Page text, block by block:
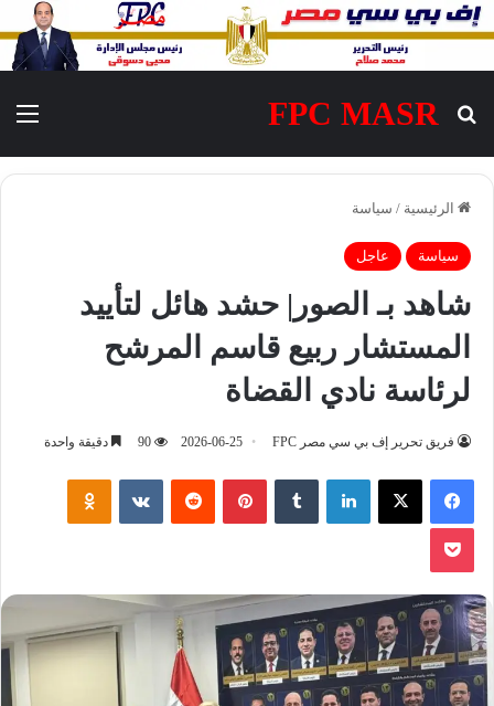
FPC MASR
بحث عن
الرئيسية / سياسة
سياسة عاجل
شاهد بـ الصور| حشد هائل لتأييد
المستشار ربيع قاسم المرشح
لرئاسة نادي القضاة
فريق تحرير إف بي سي مصر FPC 2026-06-25
90 دقيقة واحدة
فيسبوك ‫X لينكدإن بينتيريست